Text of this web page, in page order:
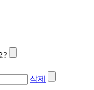
?
삭제